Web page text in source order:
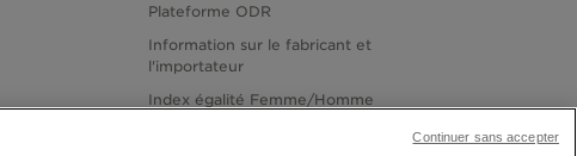
Plateforme ODR
Information sur le fabricant et
l'importateur
Index égalité Femme/Homme
Continuer sans accepter